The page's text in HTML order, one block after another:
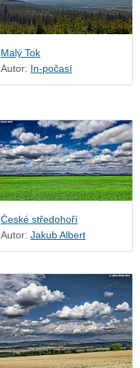
Malý Tok
Autor: In-počasí
České středohoří
Autor: Jakub Albert